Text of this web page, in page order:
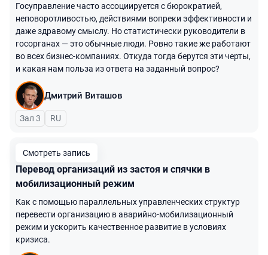
Госуправление часто ассоциируется с бюрократией,
неповоротливостью, действиями вопреки эффективности и
даже здравому смыслу. Но статистически руководители в
госорганах — это обычные люди. Ровно такие же работают
во всех бизнес-компаниях. Откуда тогда берутся эти черты,
и какая нам польза из ответа на заданный вопрос?
Дмитрий Виташов
Зал 3 На русском языке
RU
Смотреть запись
Перевод организаций из застоя и спячки в
мобилизационный режим
Как с помощью параллельных управленческих структур
перевести организацию в аварийно-мобилизационный
режим и ускорить качественное развитие в условиях
кризиса.